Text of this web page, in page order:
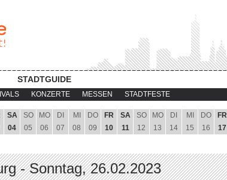
KONZERTE MESSEN STADTFESTE
STADTGUIDE
SA
04
SO
05
MO
06
DI
07
MI
08
DO
09
FR
10
SA
11
SO
12
MO
13
DI
14
MI
15
DO
16
FR
17
- Sonntag, 26.02.2023